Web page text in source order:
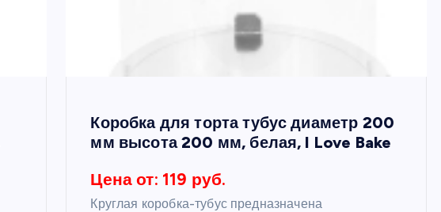
Коробка для торта тубус диаметр 200
мм высота 200 мм, белая, I Love Bake
Цена от: 119 руб.
Круглая коробка-тубус предназначена